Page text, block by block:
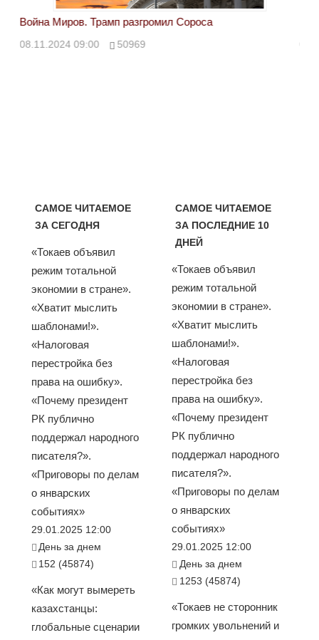
Война Миров. Трамп разгромил Сороса
08.11.2024 09:00 50969
САМОЕ ЧИТАЕМОЕ
ЗА СЕГОДНЯ
«Токаев объявил
режим тотальной
экономии в стране».
«Хватит мыслить
шаблонами!».
«Налоговая
перестройка без
права на ошибку».
«Почему президент
РК публично
поддержал народного
писателя?».
«Приговоры по делам
о январских
событиях»
29.01.2025 12:00
День за днем
152 (45874)
«Как могут вымереть
казахстанцы:
глобальные сценарии
САМОЕ ЧИТАЕМОЕ
ЗА ПОСЛЕДНИЕ 10
ДНЕЙ
«Токаев объявил
режим тотальной
экономии в стране».
«Хватит мыслить
шаблонами!».
«Налоговая
перестройка без
права на ошибку».
«Почему президент
РК публично
поддержал народного
писателя?».
«Приговоры по делам
о январских
событиях»
29.01.2025 12:00
День за днем
1253 (45874)
«Токаев не сторонник
громких увольнений и